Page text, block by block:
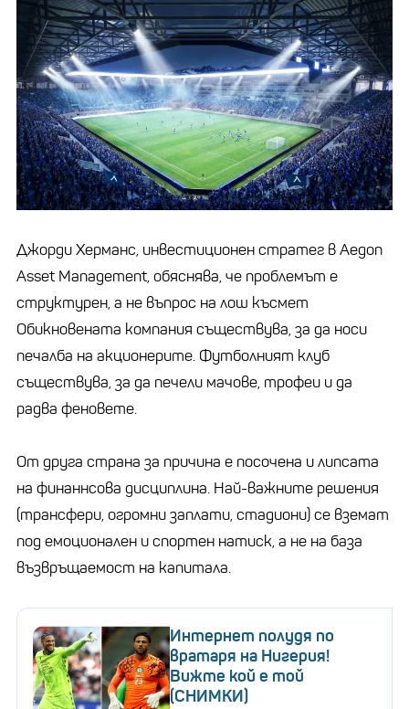
Джорди Херманс, инвестиционен стратег в Aegon
Asset Management, обяснява, че проблемът е
структурен, а не въпрос на лош късмет
Обикновената компания съществува, за да носи
печалба на акционерите. Футболният клуб
съществува, за да печели мачове, трофеи и да
радва феновете.
От друга страна за причина е посочена и липсата
на финаннсова дисциплина. Най-важните решения
(трансфери, огромни заплати, стадиони) се вземат
под емоционален и спортен натиск, а не на база
възвръщаемост на капитала.
Интернет полудя по
вратаря на Нигерия!
Вижте кой е той
(СНИМКИ)